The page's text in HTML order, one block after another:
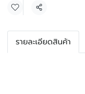
แชร์
รายละเอียดสินค้า